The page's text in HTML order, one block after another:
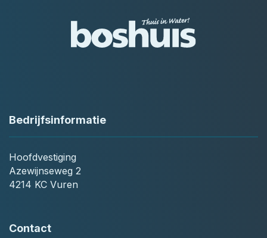
Bedrijfsinformatie
Hoofdvestiging
Azewijnseweg 2
4214 KC Vuren
Contact